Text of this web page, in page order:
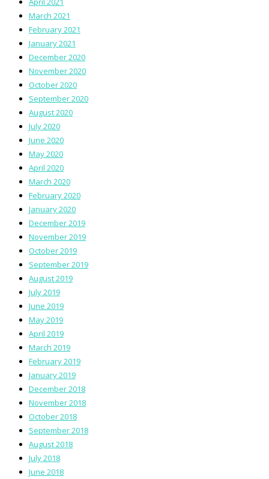
March 2021
February 2021
January 2021
December 2020
November 2020
October 2020
September 2020
August 2020
July 2020
June 2020
May 2020
April 2020
March 2020
February 2020
January 2020
December 2019
November 2019
October 2019
September 2019
August 2019
July 2019
June 2019
May 2019
April 2019
March 2019
February 2019
January 2019
December 2018
November 2018
October 2018
September 2018
August 2018
July 2018
June 2018